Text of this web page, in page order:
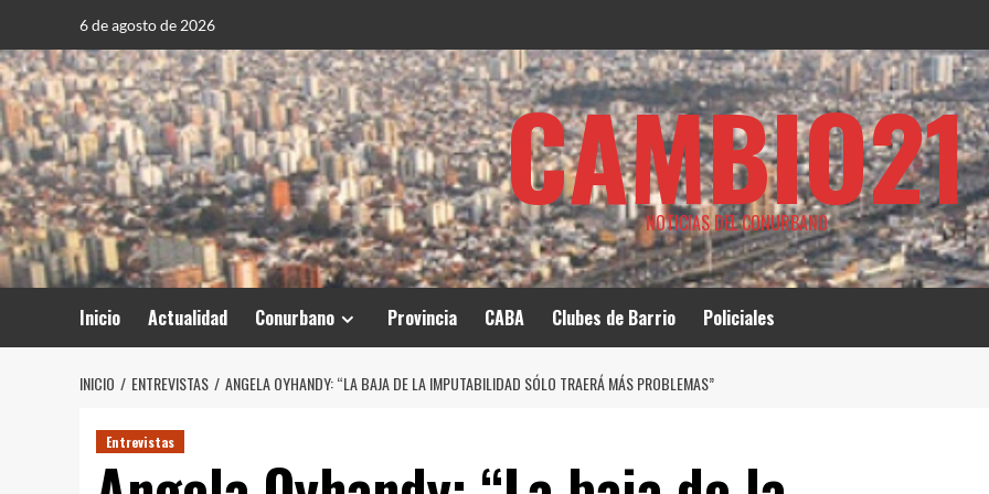
contenido
6 de agosto de 2026
CAMBIO21
NOTICIAS DEL CONURBANO
Inicio Actualidad Conurbano Provincia CABA Clubes de Barrio Policiales
INICIO ENTREVISTAS ANGELA OYHANDY: “LA BAJA DE LA IMPUTABILIDAD SÓLO TRAERÁ MÁS PROBLEMAS”
Entrevistas